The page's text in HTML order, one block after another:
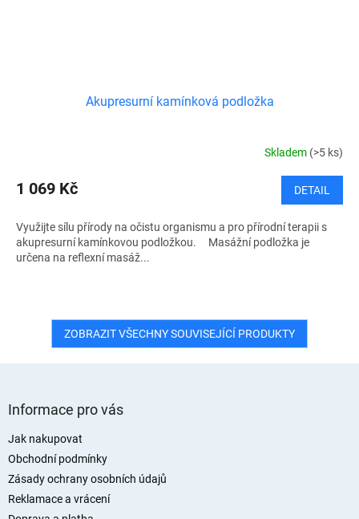
Akupresurní kamínková podložka
Skladem (>5 ks)
1 069 Kč DETAIL
Využijte sílu přírody na očistu organismu a pro přírodní terapii s
akupresurní kamínkovou podložkou. Masážní podložka je
určena na reflexní masáž...
ZOBRAZIT VŠECHNY SOUVISEJÍCÍ PRODUKTY
Informace pro vás
Jak nakupovat
Obchodní podmínky
Zásady ochrany osobních údajů
Reklamace a vrácení